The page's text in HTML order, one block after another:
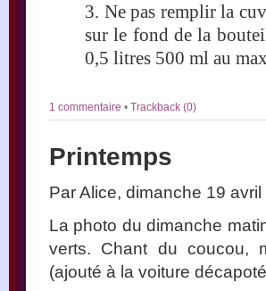
3. Ne pas remplir la
sur le fond de la
0,5 litres 500 ml au
1 commentaire • Trackback (0)
Printemps
Par Alice, dimanche 19
La photo du dimanche
verts. Chant du coucou,
(ajouté à la voiture